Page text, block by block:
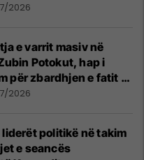
2026
e varrit masiv në
Potokut, hap i
për zbardhjen e fatit të
2026
politikë në takim
e seancës